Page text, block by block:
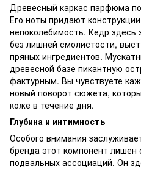
Древесный каркас парфюма
Его ноты придают
непоколебимость. Кедр здесь
без лишней смолистости,
пряных ингредиентов.
древесной базе пикантную
фактурным. Вы чувствуете
новый поворот сюжета,
коже в течение дня.
Глубина и интимность
Особого внимания
бренда этот компонент
подвальных ассоциаций. Он